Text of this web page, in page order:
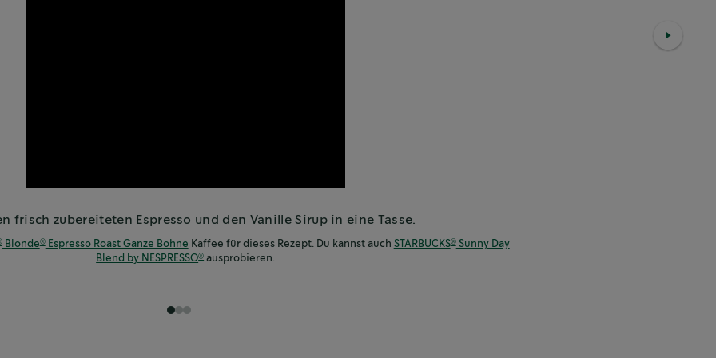
frisch zubereiteten Espresso und den Vanille Sirup in eine Tasse.
Blonde®Espresso Roast Ganze Bohne Kaffee für dieses Rezept. Du kannst auch STARBUCKS®Sunny Day
Blend by NESPRESSO® ausprobieren.
1 2